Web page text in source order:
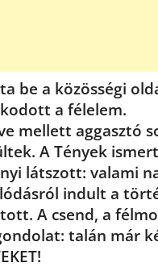
be a közösségi
a félelem.
mellett aggasztó
A Tények
látszott: valami
indult a
A csend, a
talán már